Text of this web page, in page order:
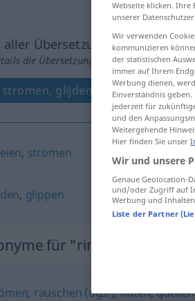
aller Übersetzungen
die Übersetzung anklicken/antippen)
glijden, glippen
, stromen
, glippen
für "rinnen"
, rauschen (ugs.),fluten,quellen
Webseite klicken.
unserer
Wir verwenden
kommunizieren
der statistischen
immer auf Ihrem
Werbung dienen,
Einverständnis
jederzeit für
und den
Weitergehende
Hier finden Sie unser
Wir und unsere
Genaue Geolocation-
und/oder Zugriff auf
Werbung und
Liste der Partner